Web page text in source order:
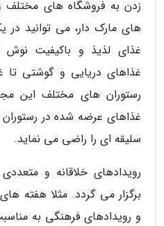
زدن به فروشگاه های
های مارک دار، می توانید
غذای لذیذ و باکیفیت نوش
غذاهای دریایی و گوشتی تا
رستوران های مختلف این
غذاهای عرضه شده در
سلیقه ای را راضی می نماید.
رویدادهای خلاقانه و
برگزار می گردد. مثلا هفته
و رویدادهای فرهنگی به